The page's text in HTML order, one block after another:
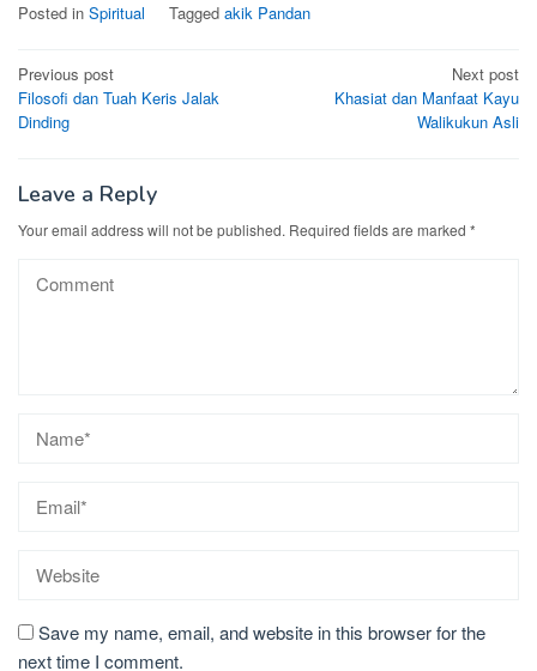
Posted in Spiritual Tagged akik Pandan
Post
navigation
Previous post
Filosofi dan Tuah Keris Jalak
Dinding
Next post
Khasiat dan Manfaat Kayu
Walikukun Asli
Leave a Reply
Your email address will not be published. Required fields are marked *
Save my name, email, and website in this browser for the
next time I comment.